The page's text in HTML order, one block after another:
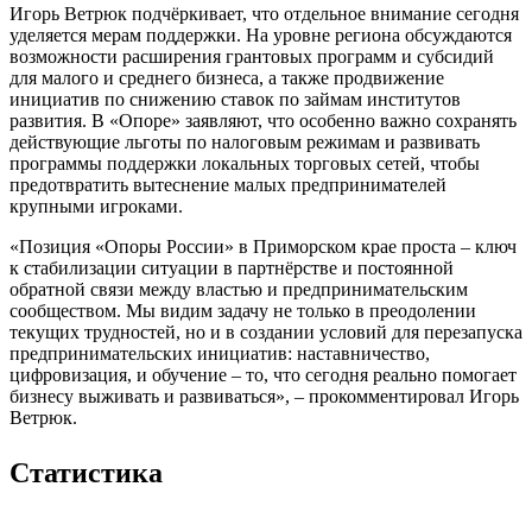
Игорь Ветрюк подчёркивает, что отдельное внимание сегодня
уделяется мерам поддержки. На уровне региона обсуждаются
возможности расширения грантовых программ и субсидий
для малого и среднего бизнеса, а также продвижение
инициатив по снижению ставок по займам институтов
развития. В «Опоре» заявляют, что особенно важно сохранять
действующие льготы по налоговым режимам и развивать
программы поддержки локальных торговых сетей, чтобы
предотвратить вытеснение малых предпринимателей
крупными игроками.
«Позиция «Опоры России» в Приморском крае проста – ключ
к стабилизации ситуации в партнёрстве и постоянной
обратной связи между властью и предпринимательским
сообществом. Мы видим задачу не только в преодолении
текущих трудностей, но и в создании условий для перезапуска
предпринимательских инициатив: наставничество,
цифровизация, и обучение – то, что сегодня реально помогает
бизнесу выживать и развиваться», – прокомментировал Игорь
Ветрюк.
Статистика